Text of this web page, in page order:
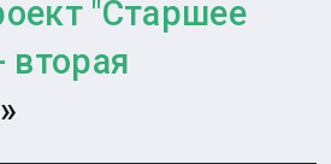
"Старшее
вторая
»